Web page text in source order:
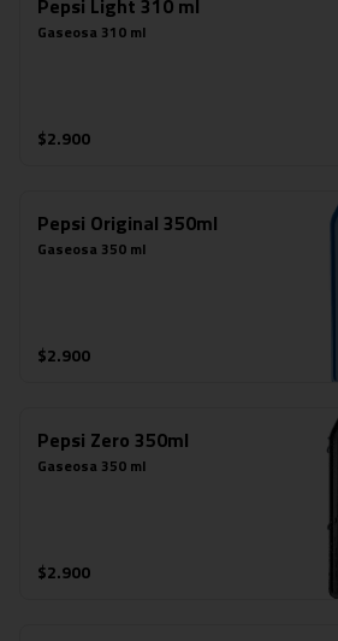
Pepsi Light 310 ml
Gaseosa 310 ml
$2.900
Pepsi Original 350ml
Gaseosa 350 ml
$2.900
Pepsi Zero 350ml
Gaseosa 350 ml
$2.900